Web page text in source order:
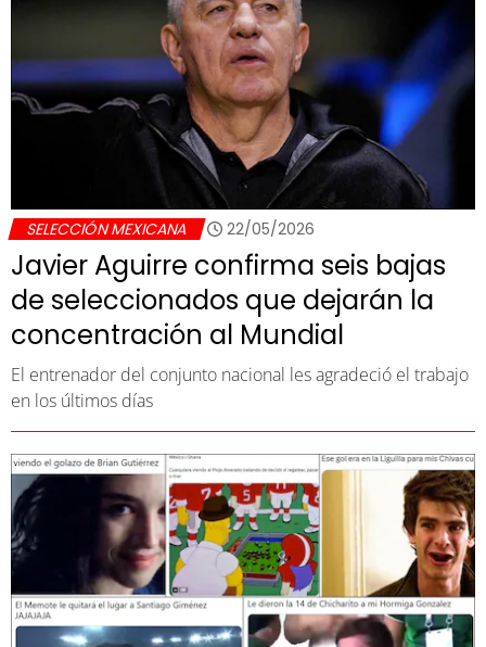
SELECCIÓN MEXICANA 22/05/2026
Javier Aguirre confirma seis bajas
de seleccionados que dejarán la
concentración al Mundial
El entrenador del conjunto nacional les agradeció el trabajo
en los últimos días